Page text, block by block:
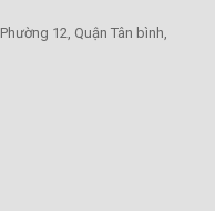
12, Quận Tân bình,